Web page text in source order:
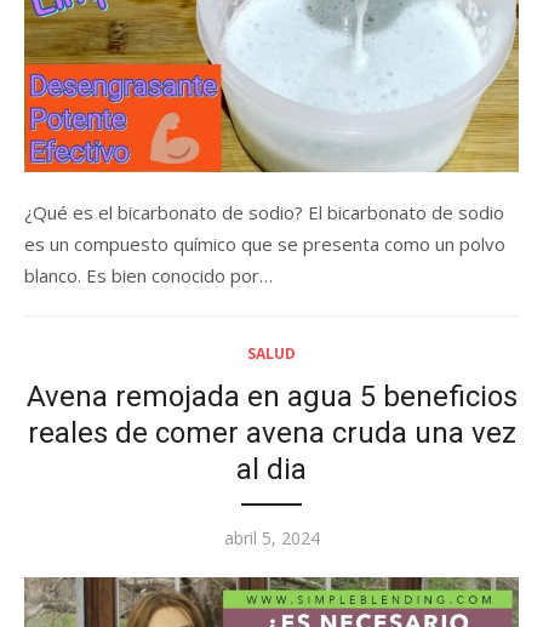
¿Qué es el bicarbonato de sodio? El bicarbonato de sodio
es un compuesto químico que se presenta como un polvo
blanco. Es bien conocido por…
SALUD
Avena remojada en agua 5 beneficios
reales de comer avena cruda una vez
al dia
Posted
abril 5, 2024